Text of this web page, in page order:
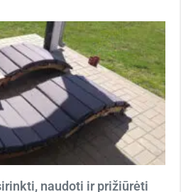
naudoti ir prižiūrėti